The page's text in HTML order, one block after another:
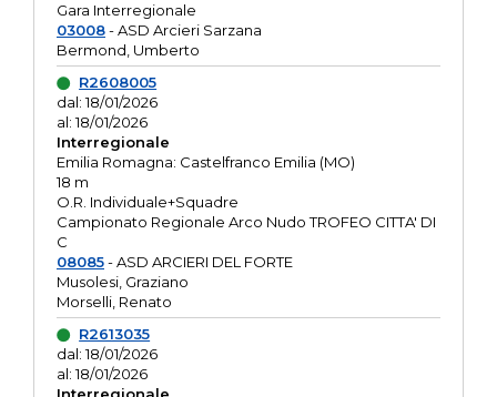
Gara Interregionale
03008- ASD Arcieri Sarzana
Bermond, Umberto
R2608005
dal: 18/01/2026
al: 18/01/2026
Interregionale
Emilia Romagna: Castelfranco Emilia (MO)
18 m
O.R. Individuale+Squadre
Campionato Regionale Arco Nudo TROFEO CITTA' DI
C
08085- ASD ARCIERI DEL FORTE
Musolesi, Graziano
Morselli, Renato
R2613035
dal: 18/01/2026
al: 18/01/2026